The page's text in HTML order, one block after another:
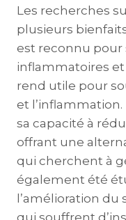
Les recherches
plusieurs
est reconnu pour
inflammatoires
rend utile pour
et
sa capacité à
offrant une
qui cherchent à
également été
l’amélioration